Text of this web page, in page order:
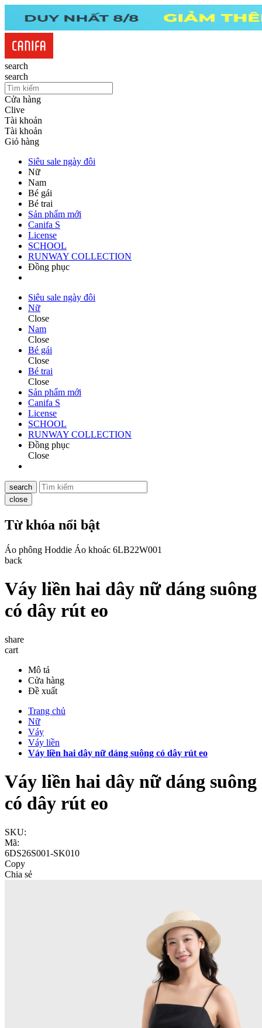
search
search
Cửa hàng
Clive
Tài khoản
Tài khoản
Giỏ hàng
Siêu sale ngày đôi
Nữ
Nam
Bé gái
Bé trai
Sản phẩm mới
Canifa S
License
SCHOOL
RUNWAY COLLECTION
Đồng phục
Siêu sale ngày đôi
Nữ
Close
Nam
Close
Bé gái
Close
Bé trai
Close
Sản phẩm mới
Canifa S
License
SCHOOL
RUNWAY COLLECTION
Đồng phục
Close
search
close
Từ khóa nổi bật
Áo phông Hoddie Áo khoác 6LB22W001
back
Váy liền hai dây nữ dáng suông
có dây rút eo
share
cart
Mô tả
Cửa hàng
Đề xuất
Trang chủ
Nữ
Váy
Váy liền
Váy liền hai dây nữ dáng suông có dây rút eo
Váy liền hai dây nữ dáng suông
có dây rút eo
SKU:
Mã:
6DS26S001-SK010
Copy
Chia sẻ